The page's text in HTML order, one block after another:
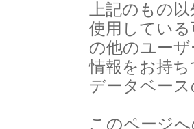
上記のもの
使用してい
の他のユー
情報をお持
データベー
このページ